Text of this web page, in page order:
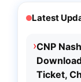
Latest
›CNP
Ticket,